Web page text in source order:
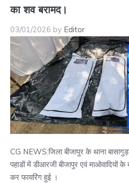
का शव बरामद।
03/01/2026 by Editor
CG NEWS:जिला बीजापुर के थाना
पहाडों में डीआरजी बीजापुर एवं
कर फायरिंग हुई ।